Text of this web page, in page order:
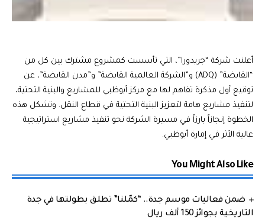
أعلنت شركة “جريدورا”، التي تأسست كمشروع مشترك بين كل من
“القابضة” (ADQ) و”الشركة العالمية القابضة” و”مدن القابضة”، عن
توقيع أول مذكرة تفاهم لها مع مركز أبوظبي للمشاريع والبنية التحتية،
لتنفيذ مشاريع هامة لتعزيز البنية التحتية في قطاع النقل. وتشكل هذه
الخطوة إنجازاً بارزاً في مسيرة الشركة نحو تنفيذ مشاريع استراتيجية
عالية الأثر في إمارة أبوظبي.
You Might Also Like
ضمن فعاليات موسم جدة.. “كمّلنا” تطلق بطولتها في جدة
التاريخية بجوائز 150 ألف ريال